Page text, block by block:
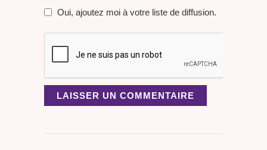
Oui, ajoutez moi à votre liste de diffusion.